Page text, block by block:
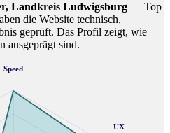
Landkreis Ludwigsburg — Top
die Website technisch,
geprüft. Das Profil zeigt, wie
ausgeprägt sind.
Speed
UX